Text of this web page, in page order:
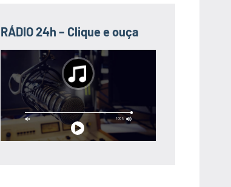
RÁDIO 24h – Clique e ouça